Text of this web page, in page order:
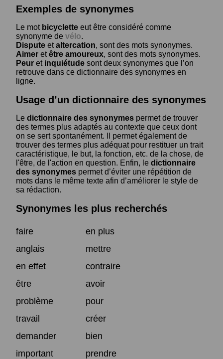
Exemples de synonymes
Le mot bicyclette eut être considéré comme
synonyme de vélo.
Dispute etaltercation, sont des mots synonymes.
Aimer etêtre amoureux, sont des mots synonymes.
Peur et inquiétude sont deux synonymes que l’on
retrouve dans ce dictionnaire des synonymes en
ligne.
Usage d’un dictionnaire des synonymes
Le dictionnaire des synonymes permet de trouver
des termes plus adaptés au contexte que ceux dont
on se sert spontanément. Il permet également de
trouver des termes plus adéquat pour restituer un trait
caractéristique, le but, la fonction, etc. de la chose, de
l'être, de l'action en question. Enfin, le dictionnaire
des synonymes permet d’éviter une répétition de
mots dans le même texte afin d’améliorer le style de
sa rédaction.
Synonymes les plus recherchés
faire
en plus
anglais
mettre
en effet
contraire
être
avoir
problème
pour
travail
créer
demander
bien
important
prendre